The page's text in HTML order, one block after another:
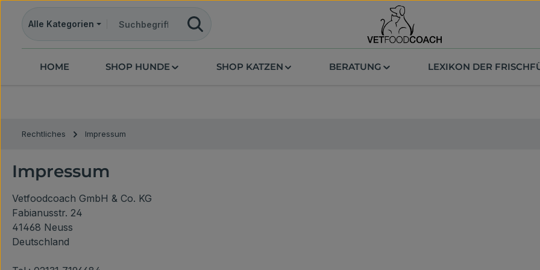
Hauptinhalt springen
Zur Suche springen
Zur Hauptnavigation springen
Alle Kategorien
HOME SHOP HUNDE SHOP KATZEN BERATUNG LEXIKON DER
Rechtliches Impressum
Impressum
Vetfoodcoach GmbH & Co. KG
Fabianusstr. 24
41468 Neuss
Deutschland